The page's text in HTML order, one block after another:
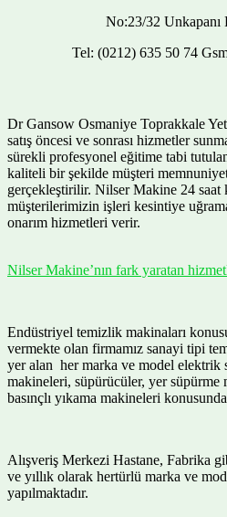
No:23/32 Unkapanı
Tel: (0212) 635 50 74
Dr Gansow Osmaniye Toprakkale
satış öncesi ve sonrası hizmetler
sürekli profesyonel eğitime tabi
kaliteli bir şekilde müşteri
gerçekleştirilir. Nilser Makine 24 saat
müşterilerimizin işleri kesintiye
onarım hizmetleri verir.
Nilser Makine’nın fark yaratan
Endüstriyel temizlik makinaları
vermekte olan firmamız sanayi tipi
yer alan her marka ve model elektrik
makineleri, süpürücüler, yer süpürme
basınçlı yıkama makineleri
Alışveriş Merkezi Hastane, Fabrika
ve yıllık olarak hertürlü marka ve
yapılmaktadır.